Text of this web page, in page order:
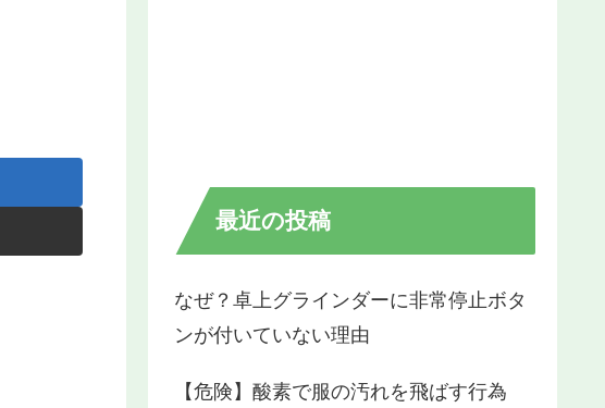
最近の投稿
なぜ？卓上グラインダーに非常停止ボタ
ンが付いていない理由
【危険】酸素で服の汚れを飛ばす行為